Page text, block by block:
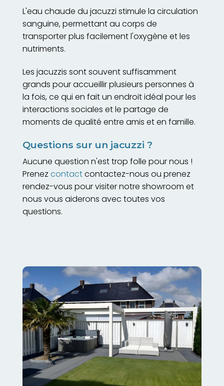
L'eau chaude du jacuzzi stimule la circulation
sanguine, permettant au corps de
transporter plus facilement l'oxygène et les
nutriments.
Les jacuzzis sont souvent suffisamment
grands pour accueillir plusieurs personnes à
la fois, ce qui en fait un endroit idéal pour les
interactions sociales et le partage de
moments de qualité entre amis et en famille.
Questions sur un jacuzzi ?
Aucune question n'est trop folle pour nous !
Prenez contactcontactez-nous ou prenez
rendez-vous pour visiter notre showroom et
nous vous aiderons avec toutes vos
questions.